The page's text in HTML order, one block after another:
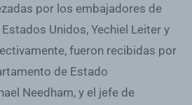
por los embajadores de
Unidos, Yechiel Leiter y
fueron recibidas por
de Estado
Needham, y el jefe de